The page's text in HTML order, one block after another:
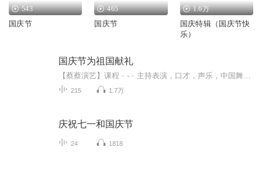
543
国庆节
465
国庆节
1.6万
国庆特辑（国庆节快
乐）
国庆节为祖国献礼
215 1.7万
庆祝七一和国庆节
24 1818